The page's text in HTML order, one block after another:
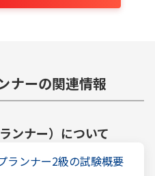
ナーの関連情報
ンナー） について
ランナー2級の試験概要